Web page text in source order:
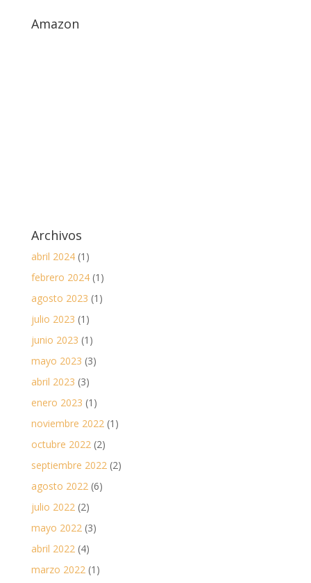
Amazon
Archivos
abril 2024(1)
febrero 2024(1)
agosto 2023 (1)
julio 2023 (1)
junio 2023 (1)
mayo 2023 (3)
abril 2023 (3)
enero 2023 (1)
noviembre 2022(1)
octubre 2022(2)
septiembre 2022(2)
agosto 2022(6)
julio 2022(2)
mayo 2022(3)
abril 2022(4)
marzo 2022(1)